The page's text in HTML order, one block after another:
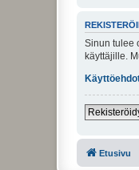
Sinun tulee
käyttäjille.
Etusivu